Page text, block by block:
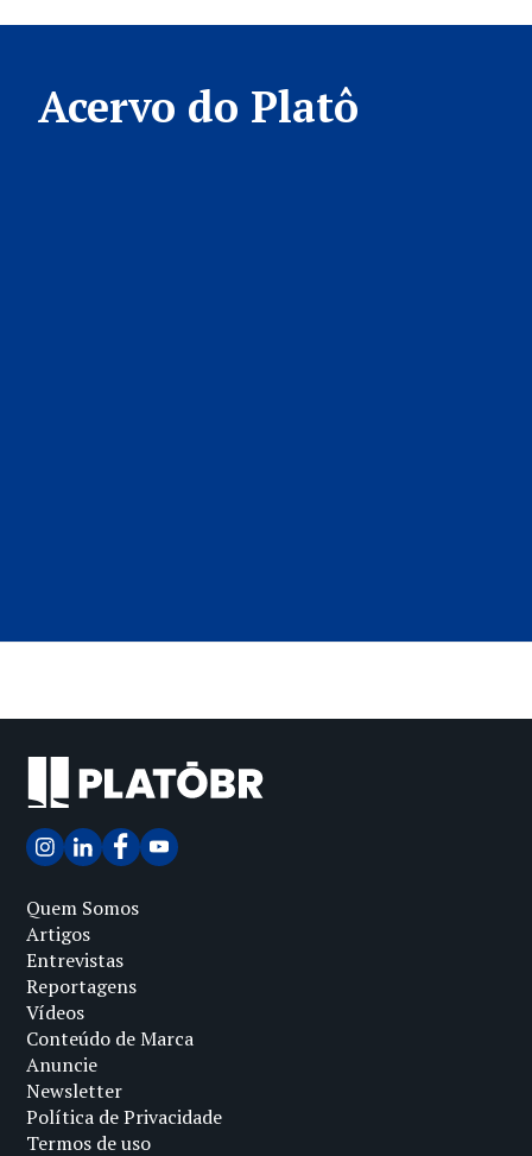
Acervo do Platô
Quem Somos
Artigos
Entrevistas
Reportagens
Vídeos
Conteúdo de Marca
Anuncie
Newsletter
Política de Privacidade
Termos de uso